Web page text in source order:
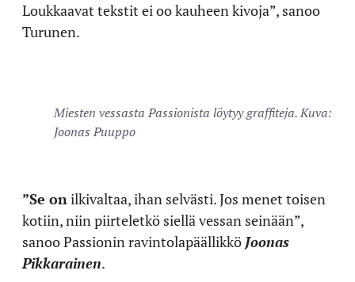
Loukkaavat tekstit ei oo kauheen kivoja”, sanoo
Turunen.
Miesten vessasta Passionista löytyy graffiteja. Kuva:
Joonas Puuppo
”Se onilkivaltaa, ihan selvästi. Jos menet toisen
kotiin, niin piirteletkö siellä vessan seinään”,
sanoo Passionin ravintolapäällikkö Joonas
Pikkarainen.